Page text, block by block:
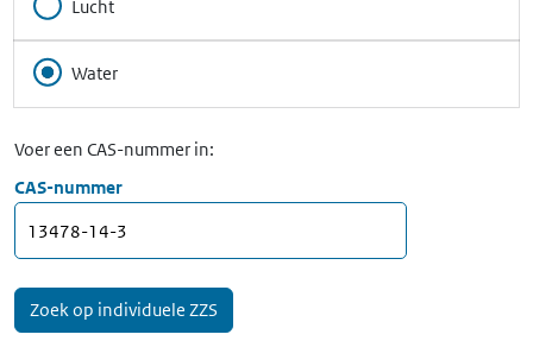
Lucht
Water
Voer een CAS-nummer in:
CAS-nummer